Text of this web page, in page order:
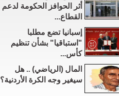
أثر الحوافز الحكومة لدعم
القطاع...
إسبانيا تضع مطلبا
"استباقيا" بشأن تنظيم
كأس...
المال (الرياضي) .. هل
سيغير وجه الكرة الأردنية؟